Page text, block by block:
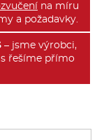
na míru
a požadavky.
– jsme výrobci,
řešíme přímo